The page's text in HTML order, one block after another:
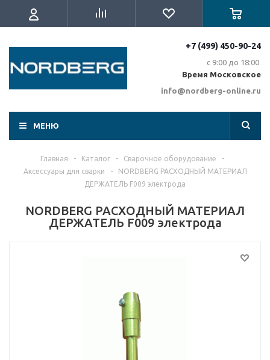
+7 (499) 450-90-24
с 9:00 до 18:00
Время Московское
info@nordberg-online.ru
МЕНЮ
Главная - Каталог - Сварочное оборудование
-
Аксессуары для сварки
-
NORDBERG РАСХОДНЫЙ МАТЕРИАЛ
ДЕРЖАТЕЛЬ F009 электрода
NORDBERG РАСХОДНЫЙ МАТЕРИАЛ
ДЕРЖАТЕЛЬ F009 электрода